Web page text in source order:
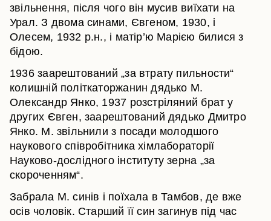
звільнення, після чого він мусив виїхати на
Урал. З двома синами, Євгеном, 1930, і
Олесем, 1932 р.н., і матір’ю Марією билися з
бідою.
1936 заарештований „за втрату пильности“
колишній політкаторжанин дядько М.
Олександр Янко, 1937 розстріляний брат у
других Євген, заарештований дядько Дмитро
Янко. М. звільнили з посади молодшого
наукового співробітника хімлабораторії
Науково-дослідного інституту зерна „за
скороченням“.
Забрала М. синів і поїхала в Тамбов, де вже
осів чоловік. Старший її син загинув під час